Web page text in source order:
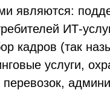
являются:
ИТ-
кадров (так
услуги,
перевозок,